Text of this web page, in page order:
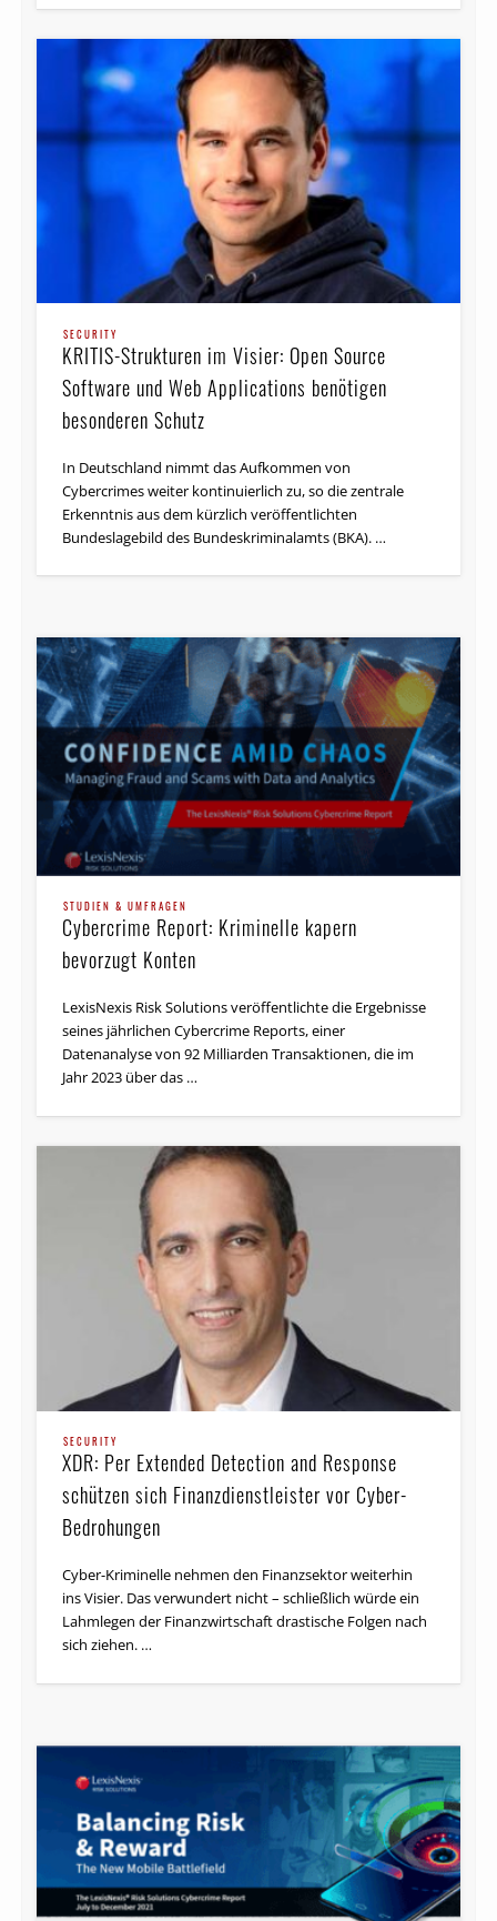
SECURITY
KRITIS-Strukturen im Visier: Open Source
Software und Web Applications benötigen
besonderen Schutz
In Deutschland nimmt das Aufkommen von
Cybercrimes weiter kontinuierlich zu, so die zentrale
Erkenntnis aus dem kürzlich veröffentlichten
Bundeslagebild des Bundeskriminalamts (BKA). …
STUDIEN & UMFRAGEN
Cybercrime Report: Kriminelle kapern
bevorzugt Konten
LexisNexis Risk Solutions veröffentlichte die Ergebnisse
seines jährlichen Cybercrime Reports, einer
Datenanalyse von 92 Milliarden Transaktionen, die im
Jahr 2023 über das …
SECURITY
XDR: Per Extended Detection and Response
schützen sich Finanzdienstleister vor Cyber-
Bedrohungen
Cyber-Kriminelle nehmen den Finanzsektor weiterhin
ins Visier. Das verwundert nicht – schließlich würde ein
Lahmlegen der Finanzwirtschaft drastische Folgen nach
sich ziehen. …